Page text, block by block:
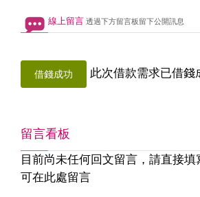
線上留言 透過下方留言板留下公開訊息
借錢成功 此次借款需求已借
留言看板
目前尚未任何回文留言，請直接
可在此處留言